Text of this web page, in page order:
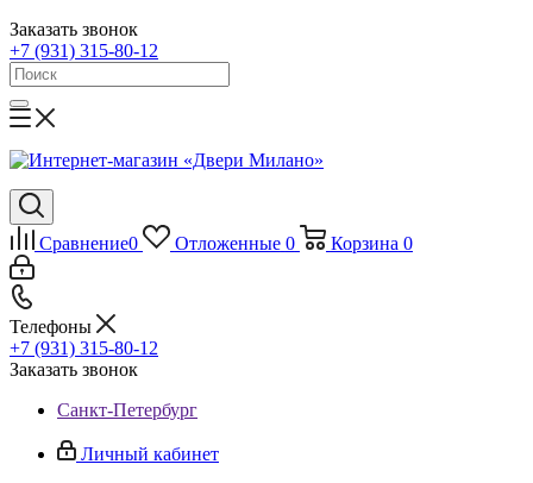
Заказать звонок
+7 (931) 315-80-12
Сравнение0 Отложенные 0 Корзина 0
Телефоны
+7 (931) 315-80-12
Заказать звонок
Санкт-Петербург
Личный кабинет